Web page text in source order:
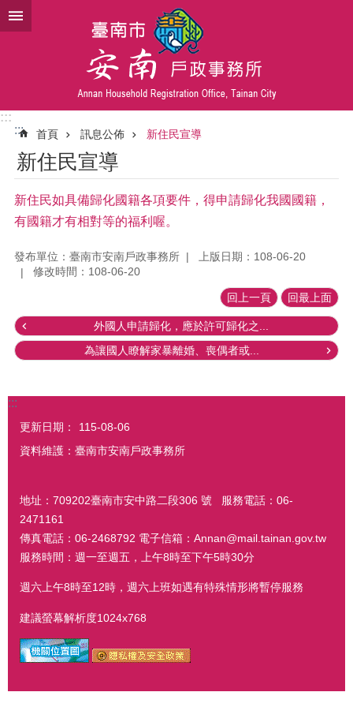
跳到主要內容區塊
:::
:::
首頁 訊息公佈 新住民宣導
新住民宣導
新住民如具備歸化國籍各項要件，得申請歸化我國國籍，
有國籍才有相對等的福利喔。
發布單位：臺南市安南戶政事務所
上版日期：108-06-20
修改時間：108-06-20
回上一頁 回最上面
外國人申請歸化，應於許可歸化之...
為讓國人瞭解家暴離婚、喪偶者或...
:::
更新日期：
115-08-06
資料維護：臺南市安南戶政事務所
地址：709202臺南市安中路二段306 號 服務電話：06-
2471161
傳真電話：06-2468792 電子信箱：Annan@mail.tainan.gov.tw
服務時間：週一至週五，上午8時至下午5時30分
週六上午8時至12時，週六上班如遇有特殊情形將暫停服務
建議螢幕解析度1024x768